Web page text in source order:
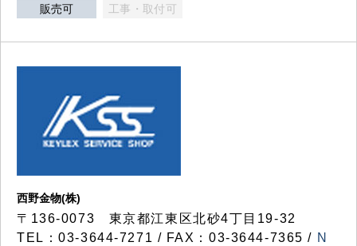
販売可 工事・取付可
西野金物(株)
〒136-0073 東京都江東区北砂4丁目19-32
TEL：03‐3644‐7271 / FAX：03-3644-7365 / N